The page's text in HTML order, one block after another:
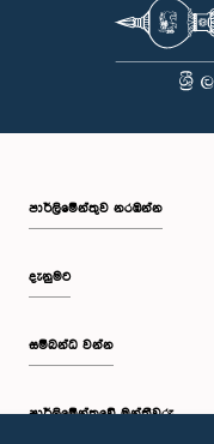
පාර්ලි‌මේන්තුව නරඹන්න
දැනුමට
සම්බන්ධ වන්න
පාර්ලි‌මේන්තුවේ මන්ත්‍රීවරු